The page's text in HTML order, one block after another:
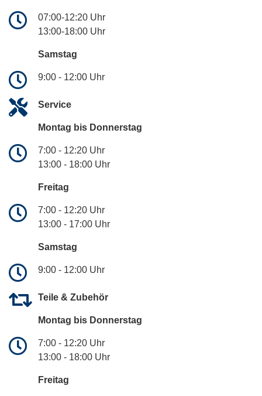
07:00-12:20 Uhr
13:00-18:00 Uhr
Samstag
9:00 - 12:00 Uhr
Service
Montag bis Donnerstag
7:00 - 12:20 Uhr
13:00 - 18:00 Uhr
Freitag
7:00 - 12:20 Uhr
13:00 - 17:00 Uhr
Samstag
9:00 - 12:00 Uhr
Teile & Zubehör
Montag bis Donnerstag
7:00 - 12:20 Uhr
13:00 - 18:00 Uhr
Freitag